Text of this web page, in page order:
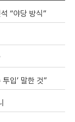
“야당 방식”
입’ 말한 것”